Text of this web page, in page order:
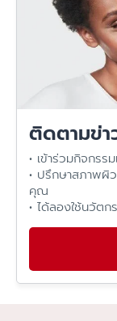
รอยสิวมักเป็น “
“ปื้น” สัมพันธ์กับ
รอยดำต้องใช้
โดยมากจะค่อยๆ
ขึ้นกับความลึกขอ
ถ้าใช้ผลิตภัณ
กันแดดทุกเช้า +
เลเซอร์ช่วยได้
ช่วยได้ในหลายก
จึงควรอยู่ในการ
ทำไมบางคนเ
ขึ้นกับพันธุกรรม
โดนแดด/การระคา
ควรหลีกเลี่ยงอ
แดดจัด สครับแร
แบบไม่จำเป็น
ผิวแพ้ง่ายควรเ
รอยดำกลับมา
ติดตามข่า
• เข้าร่วมกิจกรร
• ปรึกษาสภาพผิ
คุณ
• ได้ลองใช้นวัตก